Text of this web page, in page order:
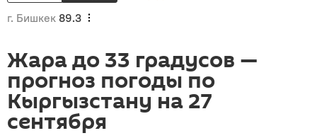
г. Бишкек 89.3
Жара до 33 градусов —
прогноз погоды по
Кыргызстану на 27
сентября